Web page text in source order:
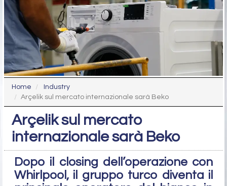
Home
Industry
Arçelik sul mercato internazionale sarà Beko
Arçelik sul mercato
internazionale sarà Beko
Dopo il closing dell’operazione con
Whirlpool, il gruppo turco diventa il